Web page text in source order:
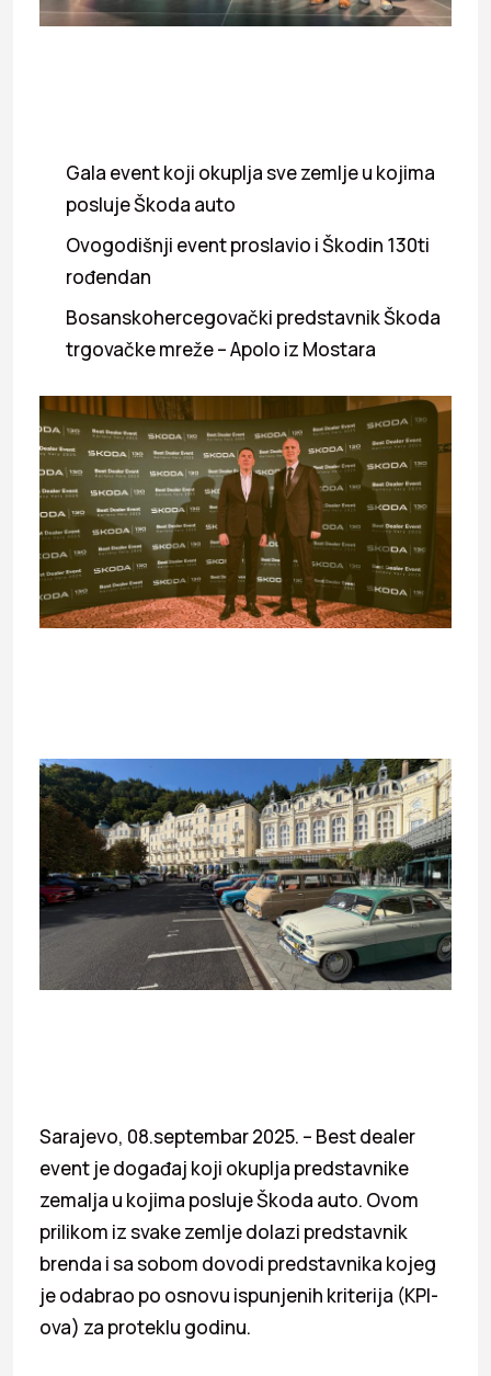
Gala event koji okuplja sve zemlje u kojima
posluje Škoda auto
Ovogodišnji event proslavio i Škodin 130ti
rođendan
Bosanskohercegovački predstavnik Škoda
trgovačke mreže – Apolo iz Mostara
Sarajevo, 08.septembar 2025. – Best dealer
event je događaj koji okuplja predstavnike
zemalja u kojima posluje Škoda auto. Ovom
prilikom iz svake zemlje dolazi predstavnik
brenda i sa sobom dovodi predstavnika kojeg
je odabrao po osnovu ispunjenih kriterija (KPI-
ova) za proteklu godinu.